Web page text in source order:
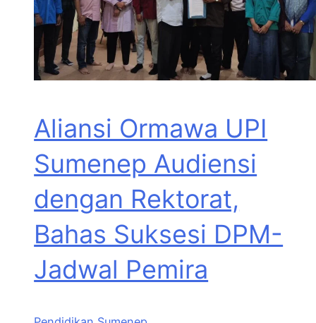
Aliansi Ormawa UPI
Sumenep Audiensi
dengan Rektorat,
Bahas Suksesi DPM-
Jadwal Pemira